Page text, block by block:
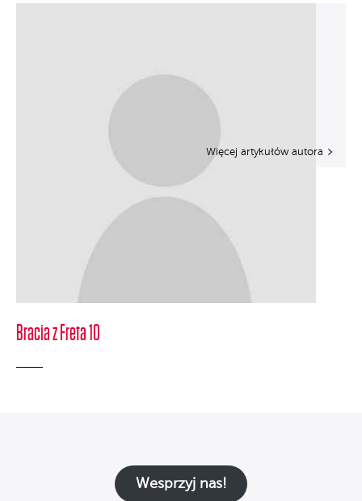
Bracia z Freta 10
Więcej artykułów autora
Wesprzyj nas!